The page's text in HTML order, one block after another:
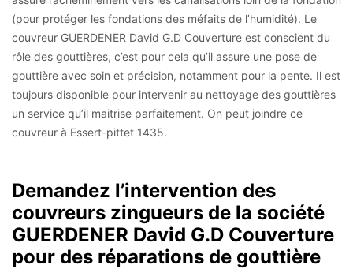
(pour protéger les fondations des méfaits de l’humidité). Le
couvreur GUERDENER David G.D Couverture est conscient du
rôle des gouttières, c’est pour cela qu’il assure une pose de
gouttière avec soin et précision, notamment pour la pente. Il est
toujours disponible pour intervenir au nettoyage des gouttières
un service qu’il maitrise parfaitement. On peut joindre ce
couvreur à Essert-pittet 1435.
Demandez l’intervention des
couvreurs zingueurs de la société
GUERDENER David G.D Couverture
pour des réparations de gouttière